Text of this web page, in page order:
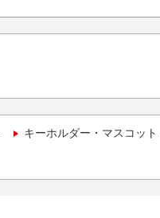
キーホルダー・マスコッ